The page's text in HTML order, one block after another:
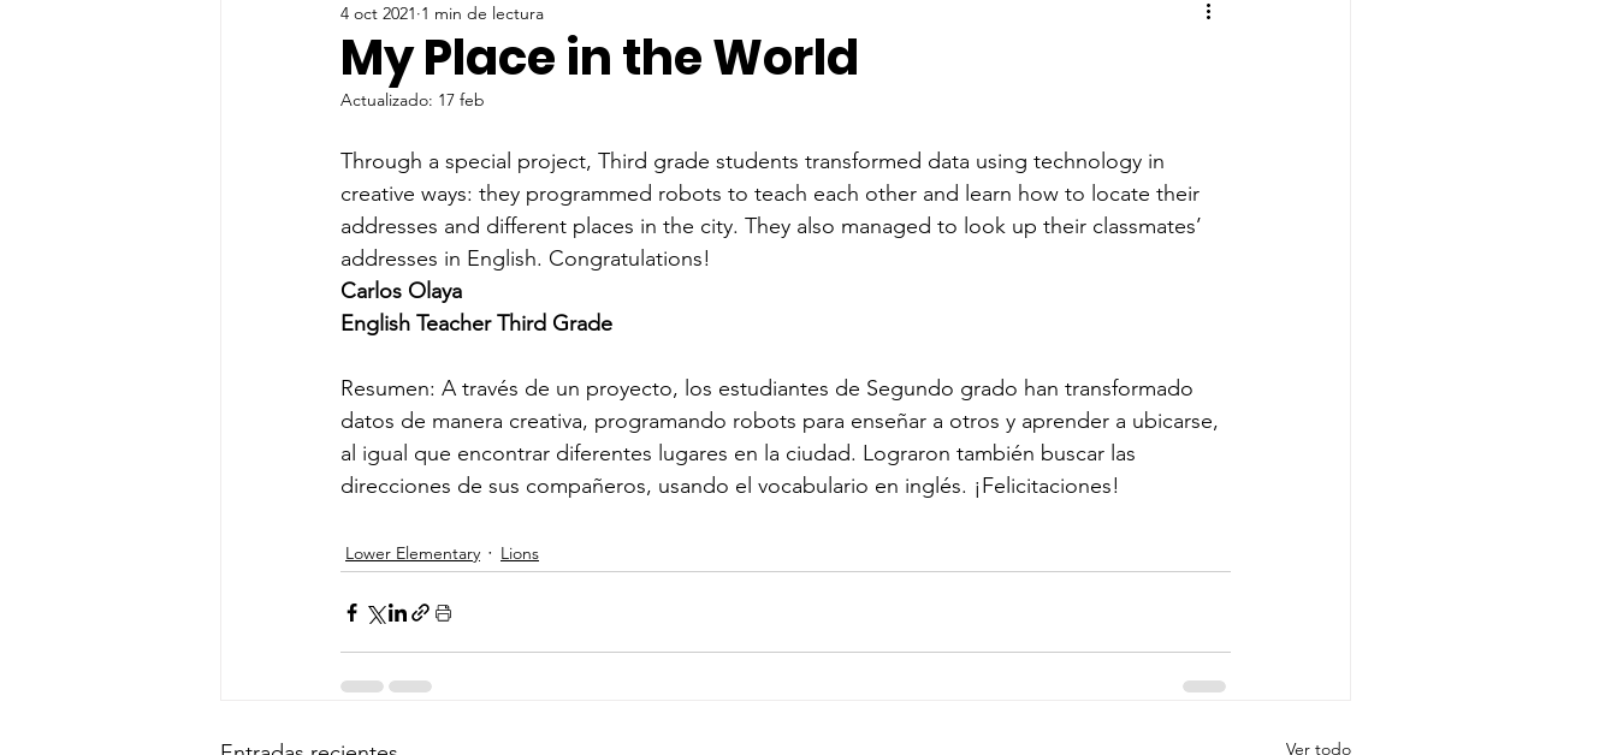
Lower Elementary Middle School Student Achievements
My Place in the World
4 oct 2021 1 min de lectura
Actualizado: 17 feb
Through a special project, Third grade students transformed data using technology in
creative ways: they programmed robots to teach each other and learn how to locate their
addresses and different places in the city. They also managed to look up their classmates’
addresses in English. Congratulations!
Carlos Olaya
English Teacher Third Grade
Resumen: A través de un proyecto, los estudiantes de Segundo grado han transformado
datos de manera creativa, programando robots para enseñar a otros y aprender a ubicarse,
al igual que encontrar diferentes lugares en la ciudad. Lograron también buscar las
direcciones de sus compañeros, usando el vocabulario en inglés. ¡Felicitaciones!
Lower Elementary Lions
Ver todo